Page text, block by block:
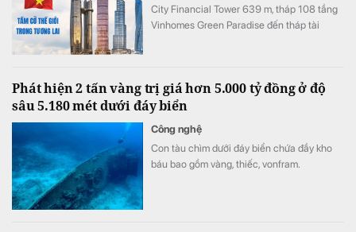
City Financial Tower 639 m, tháp 108 tầng
Vinhomes Green Paradise đến tháp tài
chục tỷ USD.
Phát hiện 2 tấn vàng trị giá hơn 5.000 tỷ đồng ở độ
sâu 5.180 mét dưới đáy biển
Công nghệ
Con tàu chìm dưới đáy biển chứa đầy kho
báu bao gồm vàng, thiếc, vonfram.